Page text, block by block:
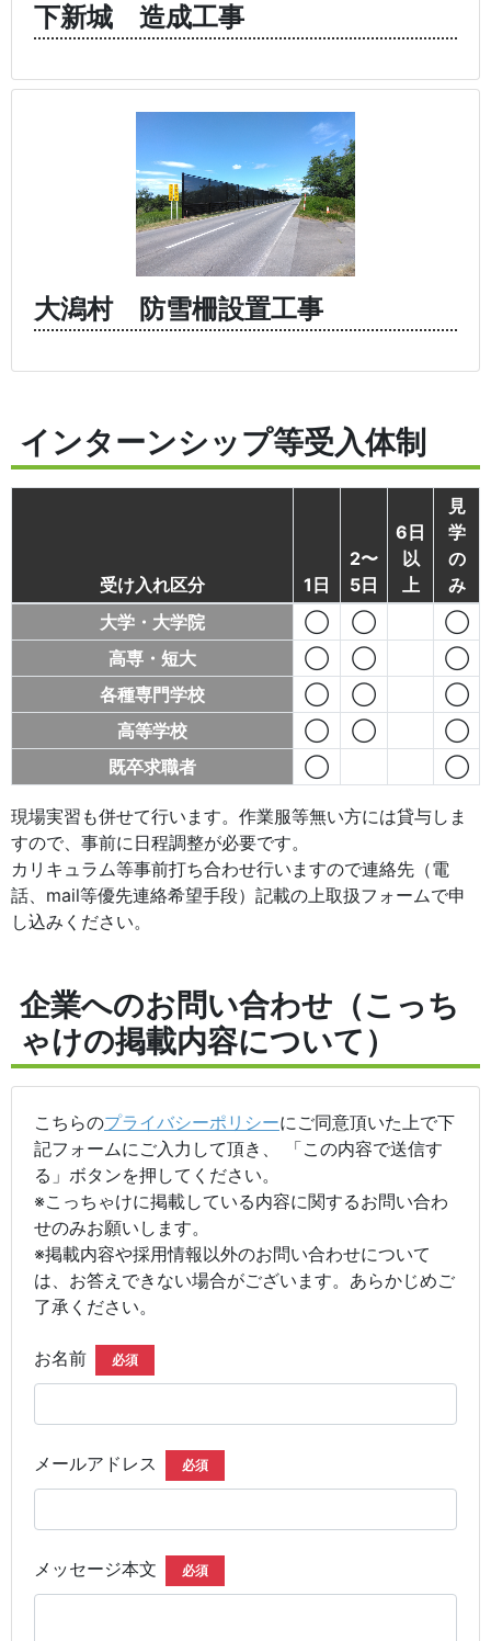
下新城 造成工事
大潟村 防雪柵設置工事
インターンシップ等受入体制
受け入れ区分 1日
2〜
5日
6日
以
上
見
学
の
み
大学・大学院
◯ ◯
◯
高専・短大
◯ ◯
◯
各種専門学校
◯ ◯
◯
高等学校
◯ ◯
◯
既卒求職者
◯ ◯
現場実習も併せて行います。作業服等無い方には貸与しま
すので、事前に日程調整が必要です。
カリキュラム等事前打ち合わせ行いますので連絡先（電
話、mail等優先連絡希望手段）記載の上取扱フォームで申
し込みください。
企業へのお問い合わせ（こっち
ゃけの掲載内容について）
こちらのプライバシーポリシーにご同意頂いた上で下
記フォームにご入力して頂き、 「この内容で送信す
る」ボタンを押してください。
※こっちゃけに掲載している内容に関するお問い合わ
せのみお願いします。
※掲載内容や採用情報以外のお問い合わせについて
は、お答えできない場合がございます。あらかじめご
了承ください。
お名前 必須
メールアドレス 必須
メッセージ本文 必須